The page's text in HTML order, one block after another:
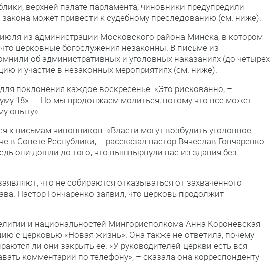
верхней палате парламента, чиновники предупредили
закона может привести к судебному преследованию (см. ниже).
из администрации Московского района Минска, в котором
церковные богослужения незаконны. В письме из
об административных и уголовных наказаниях (до четырех
и участие в незаконных мероприятиях (см. ниже).
поклонения каждое воскресенье. «Это рискованно, –
18». – Но мы продолжаем молиться, потому что все может
опыту».
к письмам чиновников. «Власти могут возбудить уголовное
в Совете Республики, – рассказал пастор Вячеслав Гончаренко
они дошли до того, что вышвырнули нас из здания без
что не собираются отказываться от захваченного
Пастор Гончаренко заявил, что церковь продолжит
и национальностей Мингорисполкома Анна Короневская
с церковью «Новая жизнь». Она также не ответила, почему
ли они закрыть ее. «У руководителей церкви есть вся
комментарии по телефону», – сказала она корреспонденту